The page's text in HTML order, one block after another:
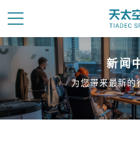
新闻
为您带来最新的